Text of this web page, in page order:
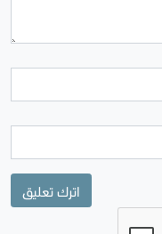
اترك تعليق